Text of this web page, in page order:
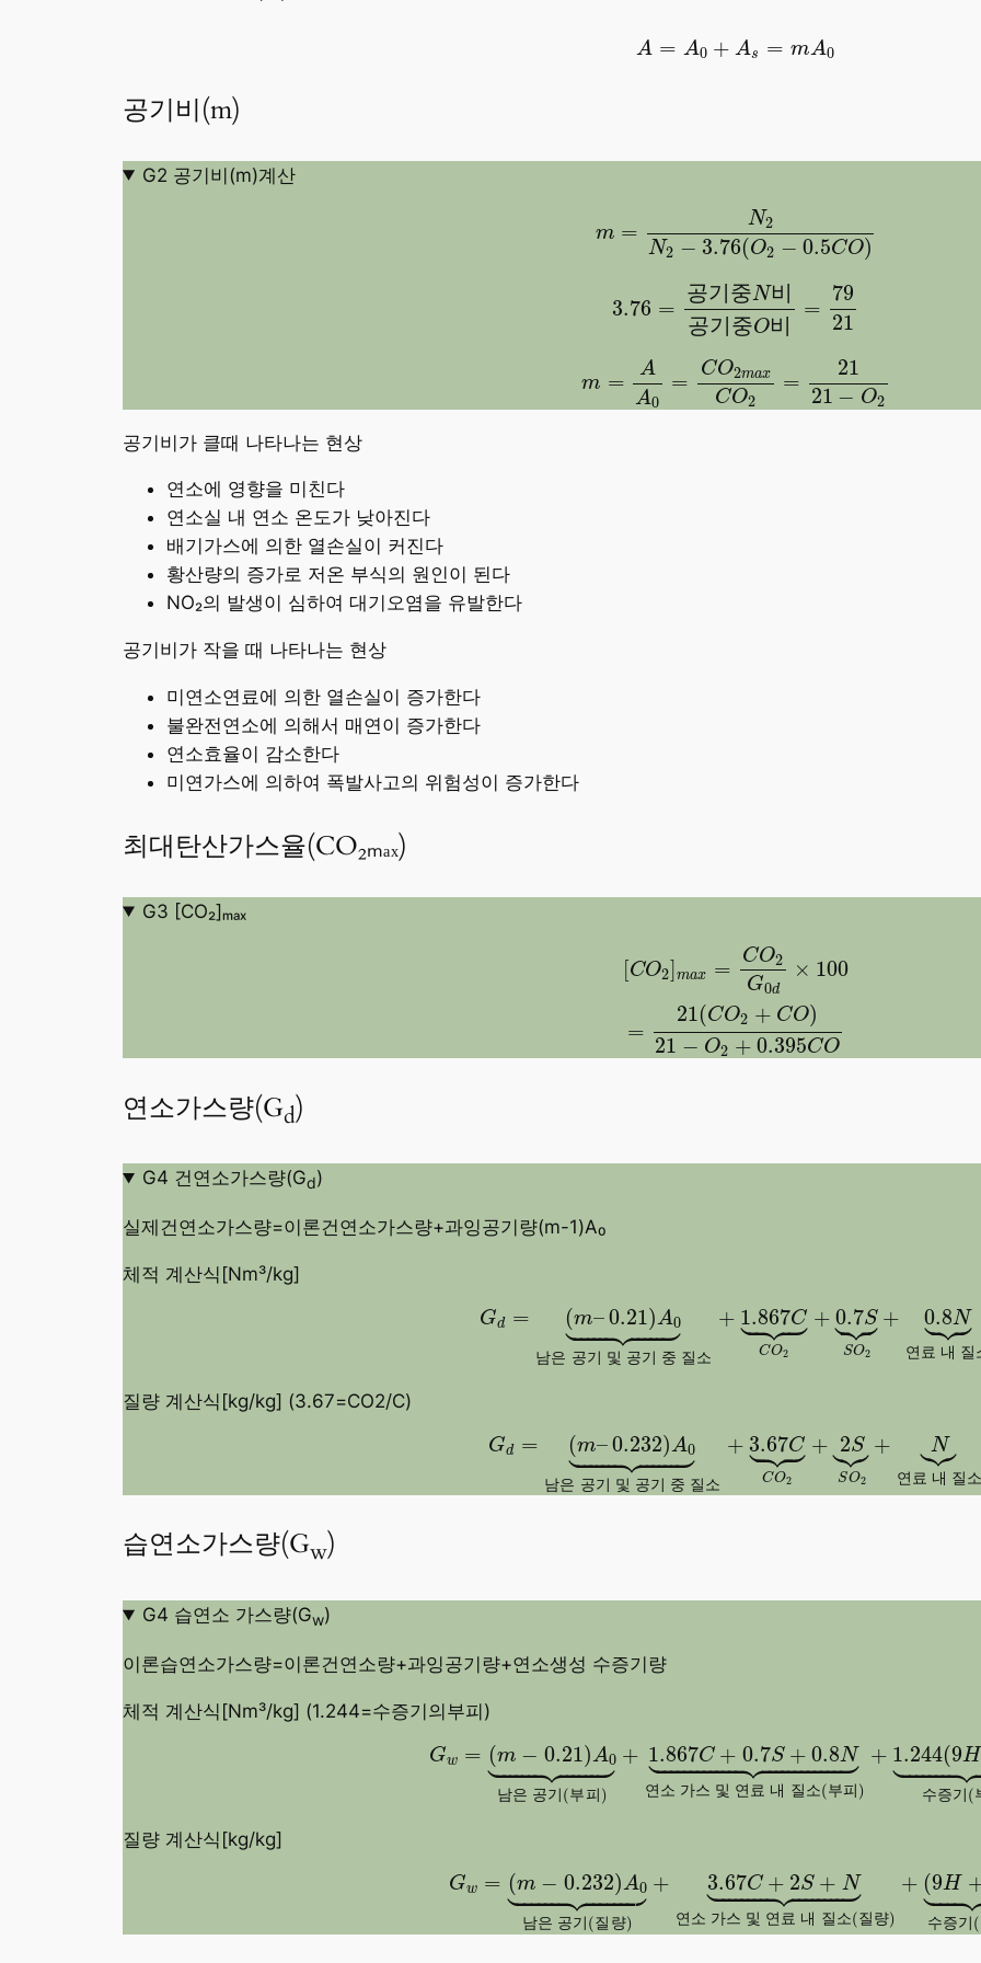
A = A0 + As = mA0
A + s
공기비(m)
G2 공기비(m)계산
m =
N2
N2 − 3.76(O2 − 0.5CO)
(O
3.76 =
공기 중N비
공기 중O비
=
79
21
공기중N 비 공 중O
m =
A
A0
=
CO2max
CO2
=
21
21 − O2
0 O2m 2121
공기비가 클때 나타나는 현상
연소에 영향을 미친다
연소실 내 연소 온도가 낮아진다
배기가스에 의한 열손실이 커진다
황산량의 증가로 저온 부식의 원인이 된다
NO₂의 발생이 심하여 대기오염을 유발한다
공기비가 작을 때 나타나는 현상
미연소연료에 의한 열손실이 증가한다
불완전연소에 의해서 매연이 증가한다
연소효율이 감소한다
미연가스에 의하여 폭발사고의 위험성이 증가한다
최대탄산가스율(CO₂ₘₐₓ)
G3 [CO₂]ₘₐₓ
[CO2]max =
CO2
G0d
× 100
=
21(CO2 + CO)
21 − O2 + 0.395CO
(CO
연소가스량(Gd)
G4 건연소가스량(Gd)
실제건연소가스량=이론건연소가스량+과잉공기량(m-1)A₀
체적 계산식[Nm³/kg]
Gd = (m–0.21)A0

남은 공기 및 공기 중 질소
+ 1.867C

CO2
+ 0.7S

SO2
+ 0.8N

연 료 내 질
G 0.21 )A 0⏟남은 공기 및 공기 중 질소 1.867
질량 계산식[kg/kg] (3.67=CO2/C)
Gd = (m–0.232)A0

남은 공기 및 공기 중 질소
+ 3.67C

CO2
+ 2S

SO2
+ N

연 료 내 질
G 0.232 )A0⏟남은 공기 및 공기 중 질소 +
습연소가스량(Gw)
G4 습연소 가스량(Gw)
이론습연소가스량=이론건연소량+과잉공기량+연소생성 수증기량
체적 계산식[Nm³/kg] (1.244=수증기의부피)
Gw = (m − 0.21)A0

남은 공기(부피)
+ 1.867C + 0.7S + 0.8N

연소 가스 및 연 료 내 질소(부피)
+ 1.244(9H

수증기(
Gw m− 0.21 )A 0 ⏟ 남은 공기(부피)+1.867C+ 0.7S +0.8N
질량 계산식[kg/kg]
Gw = (m − 0.232) A0

남은 공기(질 량)
+ 3.67C + 2S + N

연소 가스 및 연 료 내 질소(질량)
+ (9 H

수증기(
Gw m 0.232)A0⏟ 남은 공기(질량)+ 3.67C S +N⏟